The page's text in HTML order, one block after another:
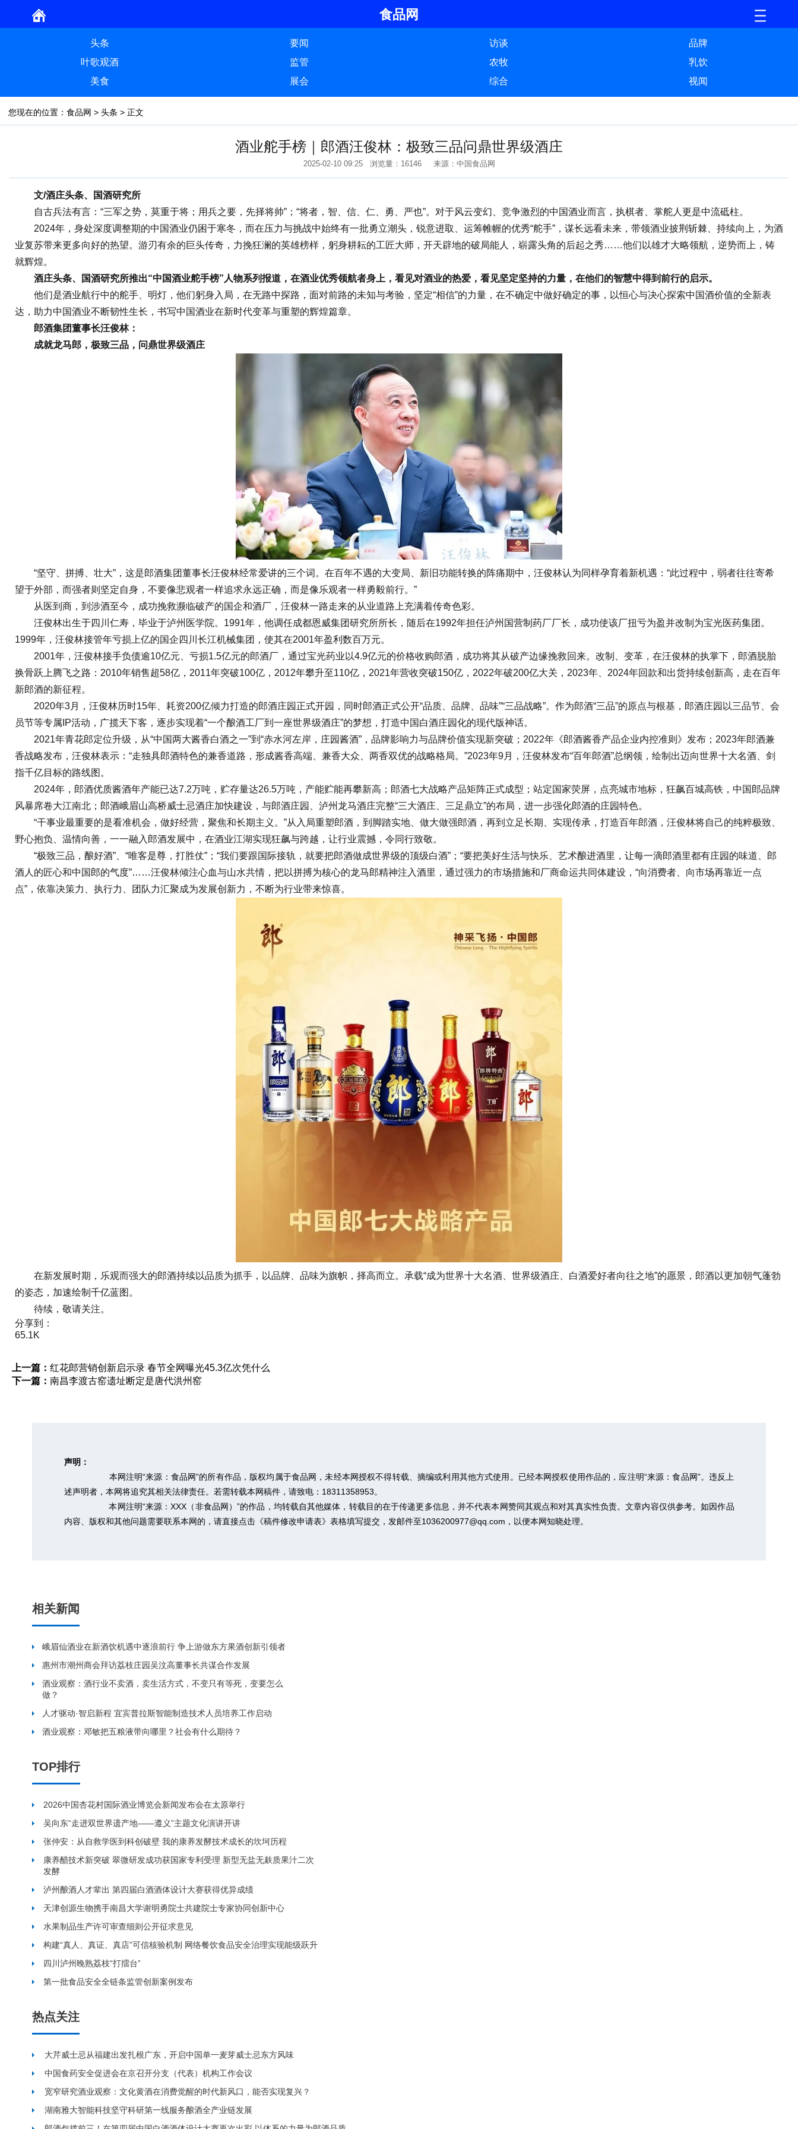
食品网
头条 要闻 访谈
品牌
叶歌观酒
监管 农牧
乳饮
美食
展会 综合 视闻
您现在的位置： 食品网 > 头条 > 正文
酒业舵手榜｜郎酒汪俊林：极致三品问鼎世界级酒庄
2025-02-10 09:25 浏览量：16146 来源：中国食品网
文/酒庄头条、国酒研究所
自古兵法有言：“三军之势，莫重于将；用兵之要，先择将帅”；“将者，智、信、仁、勇、严也”。对于风云变幻、竞争激烈的中国酒业而言，执棋者、掌舵人更是中流砥柱。
2024年，身处深度调整期的中国酒业仍困于寒冬，而在压力与挑战中始终有一批勇立潮头，锐意进取、运筹帷幄的优秀“舵手”，谋长远看未来，带领酒业披荆斩棘、持续向上，为酒
业复苏带来更多向好的热望。游刃有余的巨头传奇，力挽狂澜的英雄榜样，躬身耕耘的工匠大师，开天辟地的破局能人，崭露头角的后起之秀……他们以雄才大略领航，逆势而上，铸
就辉煌。
酒庄头条、国酒研究所推出“中国酒业舵手榜”人物系列报道，在酒业优秀领航者身上，看见对酒业的热爱，看见坚定坚持的力量，在他们的智慧中得到前行的启示。
他们是酒业航行中的舵手、明灯，他们躬身入局，在无路中探路，面对前路的未知与考验，坚定“相信”的力量，在不确定中做好确定的事，以恒心与决心探索中国酒价值的全新表
达，助力中国酒业不断韧性生长，书写中国酒业在新时代变革与重塑的辉煌篇章。
郎酒集团董事长汪俊林：
成就龙马郎，极致三品，问鼎世界级酒庄
“坚守、拼搏、壮大”，这是郎酒集团董事长汪俊林经常爱讲的三个词。在百年不遇的大变局、新旧功能转换的阵痛期中，汪俊林认为同样孕育着新机遇：“此过程中，弱者往往寄希
望于外部，而强者则坚定自身，不要像悲观者一样追求永远正确，而是像乐观者一样勇毅前行。”
从医到商，到涉酒至今，成功挽救濒临破产的国企和酒厂，‌汪俊林一路走来的从业道路上充满着传奇色彩。‌
‌汪俊林出生于四川仁寿，毕业于泸州医学院。1991年，他调任成都恩威集团研究所所长，随后在1992年担任泸州国营制药厂厂长，成功使该厂扭亏为盈并改制为宝光医药集团。‌
1999年，汪俊林接管年亏损上亿的国企四川长江机械集团，使其在2001年盈利数百万元。
2001年，汪俊林接手负债逾10亿元、亏损1.5亿元的郎酒厂，通过宝光药业以4.9亿元的价格收购郎酒，成功将其从破产边缘挽救回来。改制、变革，在汪俊林的执掌下，郎酒脱胎
换骨跃上腾飞之路：2010年销售超58亿，2011年突破100亿，2012年攀升至110亿，2021年营收突破150亿，2022年破200亿大关，2023年、2024年回款和出货持续创新高，走在百年
新郎酒的新征程。
2020年3月，汪俊林历时15年、耗资200亿倾力打造的郎酒庄园正式开园，同时郎酒正式公开“品质、品牌、品味”“三品战略”。作为郎酒“三品”的原点与根基，郎酒庄园以三品节、会
员节等专属IP活动，广揽天下客，逐步实现着“一个酿酒工厂到一座世界级酒庄”的梦想，打造中国白酒庄园化的现代版神话。
2021年青花郎定位升级，从“中国两大酱香白酒之一”到“赤水河左岸，庄园酱酒”，品牌影响力与品牌价值实现新突破；2022年《郎酒酱香产品企业内控准则》发布；2023年郎酒兼
香战略发布，汪俊林表示：“走独具郎酒特色的兼香道路，形成酱香高端、兼香大众、两香双优的战略格局。”2023年9月，汪俊林发布“百年郎酒”总纲领，绘制出迈向世界十大名酒、剑
指千亿目标的路线图。
2024年，郎酒优质酱酒年产能已达7.2万吨，贮存量达26.5万吨，产能贮能再攀新高；郎酒七大战略产品矩阵正式成型；站定国家荧屏，点亮城市地标，狂飙百城高铁，中国郎品牌
风暴席卷大江南北；郎酒峨眉山高桥威士忌酒庄加快建设，与郎酒庄园、泸州龙马酒庄完整“三大酒庄、三足鼎立”的布局，进一步强化郎酒的庄园特色。
“干事业最重要的是看准机会，做好经营，聚焦和长期主义。”从入局重塑郎酒，到脚踏实地、做大做强郎酒，再到立足长期、实现传承，打造百年郎酒，汪俊林将自己的纯粹极致、
野心抱负、温情向善，一一融入郎酒发展中，在酒业江湖实现狂飙与跨越，让行业震撼，令同行致敬。
“极致三品，酿好酒”、“唯客是尊，打胜仗”；“我们要跟国际接轨，就要把郎酒做成世界级的顶级白酒”；“要把美好生活与快乐、艺术酿进酒里，让每一滴郎酒里都有庄园的味道、郎
酒人的匠心和中国郎的气度”……汪俊林倾注心血与山水共情，把以拼搏为核心的龙马郎精神注入酒里，通过强力的市场措施和厂商命运共同体建设，“向消费者、向市场再靠近一点
点”，依靠决策力、执行力、团队力汇聚成为发展创新力，不断为行业带来惊喜。
在新发展时期，乐观而强大的郎酒持续以品质为抓手，以品牌、品味为旗帜，择高而立。承载“成为世界十大名酒、世界级酒庄、白酒爱好者向往之地”的愿景，郎酒以更加朝气蓬勃
的姿态，加速绘制千亿蓝图。
待续，敬请关注。
分享到：
65.1K
上一篇： 红花郎营销创新启示录 春节全网曝光45.3亿次凭什么
下一篇： 南昌李渡古窑遗址断定是唐代洪州窑
声明：
本网注明“来源：食品网”的所有作品，版权均属于食品网，未经本网授权不得转载、摘编或利用其他方式使用。已经本网授权使用作品的，应注明“来源：食品网”。违反上
述声明者，本网将追究其相关法律责任。若需转载本网稿件，请致电：18311358953。
本网注明“来源：XXX（非食品网）”的作品，均转载自其他媒体，转载目的在于传递更多信息，并不代表本网赞同其观点和对其真实性负责。文章内容仅供参考。如因作品
内容、版权和其他问题需要联系本网的，请直接点击《稿件修改申请表》 表格填写提交，发邮件至1036200977@qq.com，以便本网知晓处理。
相关新闻
峨眉仙酒业在新酒饮机遇中逐浪前行 争上游做东方果酒创新引领者
惠州市潮州商会拜访荔枝庄园吴汶高董事长共谋合作发展
酒业观察：酒行业不卖酒，卖生活方式，不变只有等死，变要怎么
做？
人才驱动·智启新程 宜宾普拉斯智能制造技术人员培养工作启动
酒业观察：邓敏把五粮液带向哪里？社会有什么期待？
TOP排行
2026中国杏花村国际酒业博览会新闻发布会在太原举行
吴向东“走进双世界遗产地——遵义”主题文化演讲开讲
张仲安：从自救学医到科创破壁 我的康养发酵技术成长的坎坷历程
康养醋技术新突破 翠微研发成功获国家专利受理 新型无盐无麸质果汁二次
发酵
泸州酿酒人才辈出 第四届白酒酒体设计大赛获得优异成绩
天津创源生物携手南昌大学谢明勇院士共建院士专家协同创新中心
水果制品生产许可审查细则公开征求意见
构建“真人、真证、真店”可信核验机制 网络餐饮食品安全治理实现能级跃升
四川泸州晚熟荔枝“打擂台”
第一批食品安全全链条监管创新案例发布
热点关注
大芹威士忌从福建出发扎根广东，开启中国单一麦芽威士忌东方风味
中国食药安全促进会在京召开分支（代表）机构工作会议
宽窄研究酒业观察：文化黄酒在消费觉醒的时代新风口，能否实现复兴？
湖南雅大智能科技坚守科研第一线服务酿酒全产业链发展